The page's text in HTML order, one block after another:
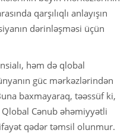
qarşılıqlı anlayışın
dərinləşməsi üçün
həm də qlobal
güc mərkəzlərindən
baxmayaraq, təəssüf ki,
Cənub əhəmiyyətli
qədər təmsil olunmur.